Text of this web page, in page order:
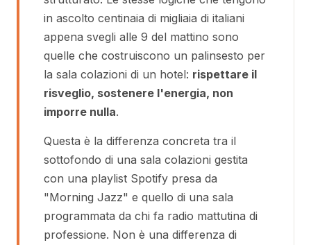
in ascolto centinaia di migliaia di italiani
appena svegli alle 9 del mattino sono
quelle che costruiscono un palinsesto per
la sala colazioni di un hotel: rispettare il
risveglio, sostenere l'energia, non
imporre nulla.
Questa è la differenza concreta tra il
sottofondo di una sala colazioni gestita
con una playlist Spotify presa da
"Morning Jazz" e quello di una sala
programmata da chi fa radio mattutina di
professione. Non è una differenza di